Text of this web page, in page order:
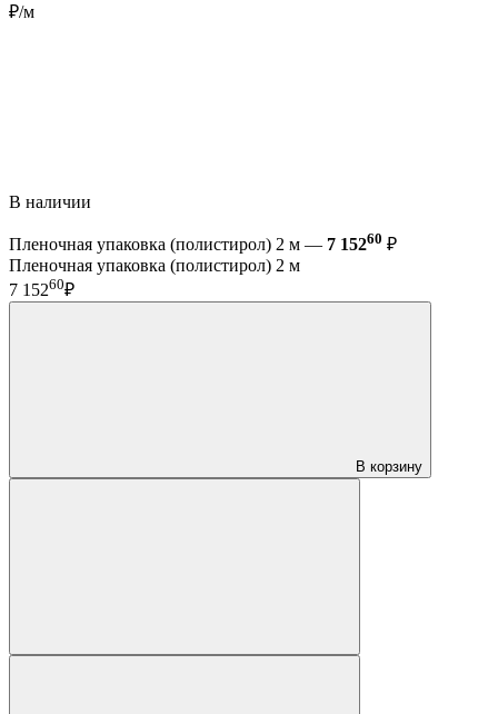
₽/м
В наличии
Пленочная упаковка (полистирол) 2 м — 7 15260 ₽
Пленочная упаковка (полистирол) 2 м
7 15260₽
В корзину